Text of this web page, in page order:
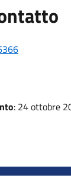
: 24 ottobre